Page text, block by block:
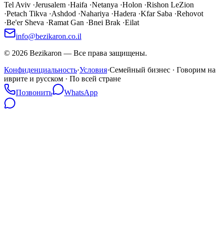
Tel Aviv ·Jerusalem ·Haifa ·Netanya ·Holon ·Rishon LeZion
·Petach Tikva ·Ashdod ·Nahariya ·Hadera ·Kfar Saba ·Rehovot
·Be'er Sheva ·Ramat Gan ·Bnei Brak ·Eilat
info@bezikaron.co.il
© 2026 Bezikaron — Все права защищены.
Конфиденциальность·Условия·Семейный бизнес · Говорим на
иврите и русском · По всей стране
Позвонить
WhatsApp